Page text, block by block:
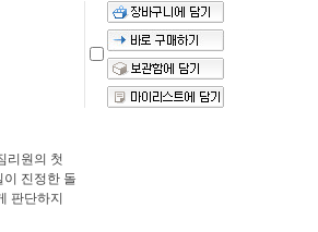
리원의 첫
진정한 돌
판단하지